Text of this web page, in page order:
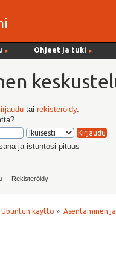
► Ohjeet ja tuki ►
tairekisteröidy.
ja istuntosi pituus
Rekisteröidy
Ubuntun käyttö » Asentaminen